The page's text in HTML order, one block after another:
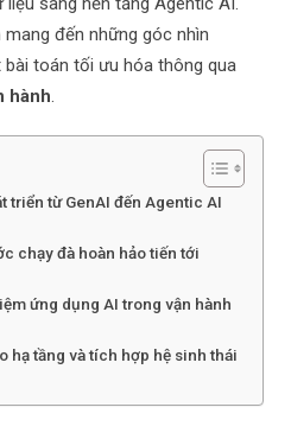
đến những góc nhìn
bài toán tối ưu hóa thông qua
hành.
triển từ GenAI đến Agentic AI
chạy đà hoàn hảo tiến tới
ứng dụng AI trong vận hành
hạ tầng và tích hợp hệ sinh thái